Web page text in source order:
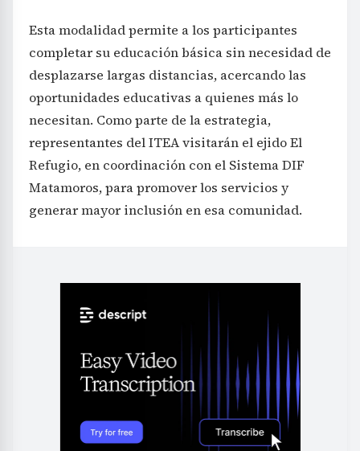
Esta modalidad permite a los participantes
completar su educación básica sin necesidad de
desplazarse largas distancias, acercando las
oportunidades educativas a quienes más lo
necesitan. Como parte de la estrategia,
representantes del ITEA visitarán el ejido El
Refugio, en coordinación con el Sistema DIF
Matamoros, para promover los servicios y
generar mayor inclusión en esa comunidad.